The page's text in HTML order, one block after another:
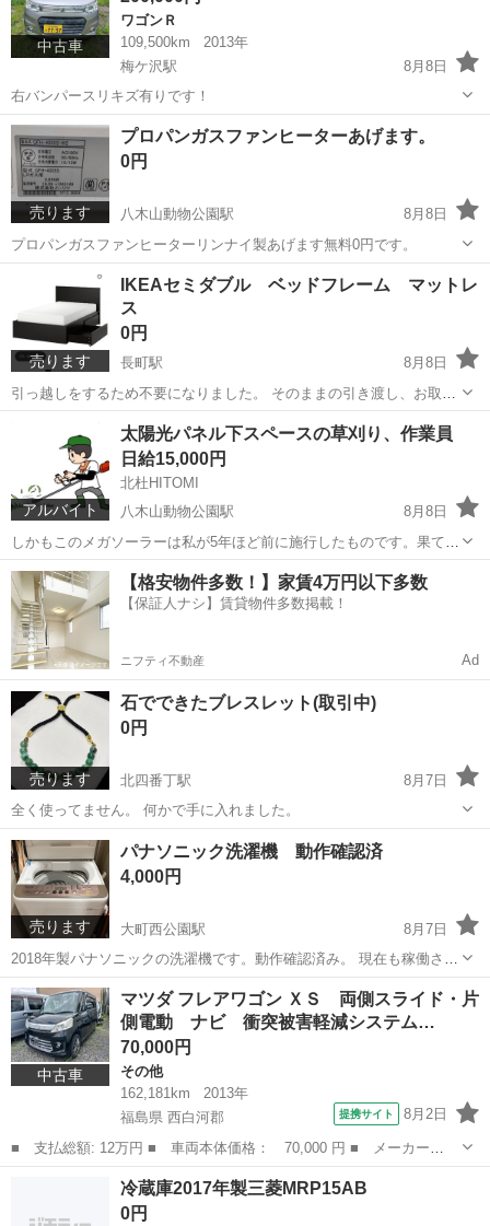
中古車
ワゴンＲ
109,500km
2013年
梅ケ沢駅
8月8日
右バンパースリキズ有りです！
宮城 栗原市 梅ケ沢駅 ワゴンＲ
売ります
プロパンガスファンヒーターあげます。
0円
八木山動物公園駅
8月8日
プロパンガスファンヒーターリンナイ製あげます無料0円です。
仙台市 八木山動物公園駅 その他
売ります
IKEAセミダブル ベッドフレーム マットレ
ス
0円
長町駅
8月8日
引っ越しをするため不要になりました。 そのままの引き渡し、お取引
してくださる方ご自身で分解、持っていっていただくこと前提です。
マットレス付きの方優先します。 返品不可。 場合によってはフレーム
のみも可能です...
長町駅 ベッド フレーム
アルバイト
太陽光パネル下スペースの草刈り、作業員
日給15,000円
北杜HITOMI
八木山動物公園駅
8月8日
しかもこのメガソーラーは私が5年ほど前に施行したものです。果てし
なく広くどこまでも続く太陽光パネルそれがキラキラ光とても綺麗で
した。早いものでそのパネル下に雑草が生えてきたと言うことでそち
らを休み休みで結構ですので、1日80...
宮城 仙台市 八木山動物公園駅 その他 太陽光パネル
売ります
石でできたブレスレット(取引中)
0円
北四番丁駅
8月7日
全く使ってません。 何かで手に入れました。
宮城 仙台市 北四番丁駅 その他 全く
売ります
パナソニック洗濯機 動作確認済
4,000円
大町西公園駅
8月7日
2018年製パナソニックの洗濯機です。動作確認済み。 現在も稼働させ
ておりますが、買い替えのため不要となりました。 日常的槽洗浄を行
いましたが、分解して清掃まではやっておりません。気になる方はご
遠慮くたざい。ノークレームノー...
宮城 仙台市 大町西公園駅 生活家電
中古車
マツダ フレアワゴン ＸＳ 両側スライド・片
側電動 ナビ 衝突被害軽減システム…
70,000円
その他
162,181km
2013年
福島県 西白河郡
提携サイト 8月2日
■ 支払総額: 12万円 ■ 車両本体価格： 70,000 円 ■ メーカー
名： マツダ ■ 車種名： フレアワゴン ■ グレード名： ＸＳ
両側スライド・片側電動 ナビ 衝突被害軽減システム スマートキ
ー アイドリングス...
西白河郡 その他
冷蔵庫2017年製三菱MRP15AB
0円